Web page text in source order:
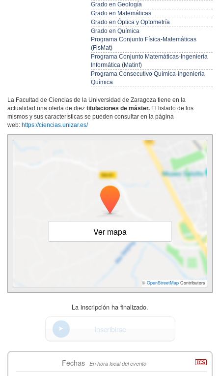
Grado en Geología
Grado en Matemáticas
Grado en Óptica y Optometría
Grado en Química
Programa Conjunto Física-Matemáticas
(FisMat)
Programa Conjunto Matemáticas-Ingeniería
Informática (Matinf)
Programa Consecutivo Química-ingeniería
Química
La Facultad de Ciencias de la Universidad de Zaragoza tiene en la
actualidad una oferta de diez titulaciones de máster. El listado de los
mismos y sus características se pueden consultar en la página
web: https://ciencias.unizar.es/
Ver mapa
© OpenStreetMap Contributors
La inscripción ha finalizado.
Inscribirse
Fechas En hora local del evento